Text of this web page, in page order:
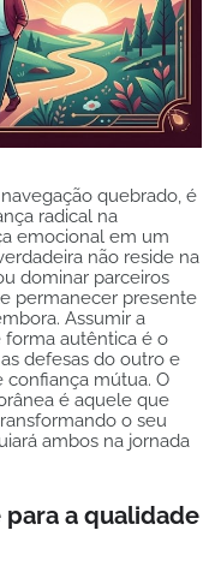
quebrado, é
radical na
emocional em um
não reside na
dominar parceiros
permanecer presente
Assumir a
forma autêntica é o
defesas do outro e
mútua. O
é aquele que
o seu
ambos na jornada
a qualidade